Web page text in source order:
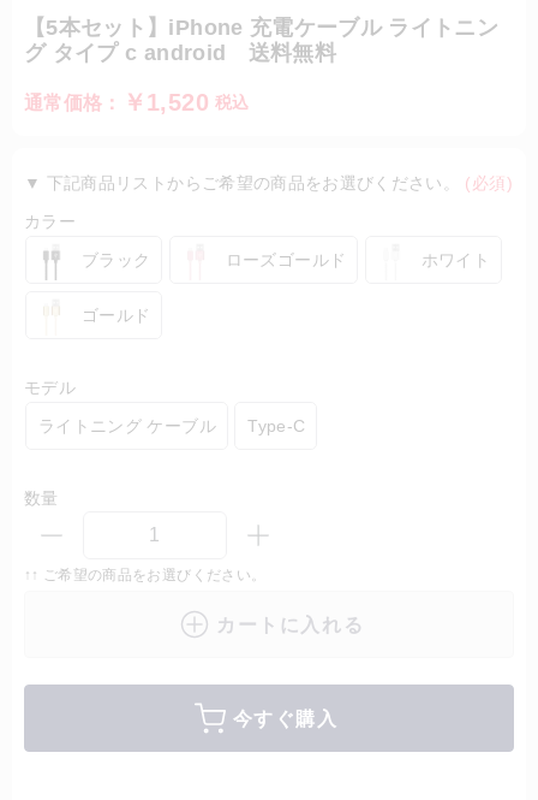
【5本セット】iPhone 充電ケーブル ライトニン
グ タイプ c android 送料無料
通常価格： ￥1,520 税込
▼ 下記商品リストからご希望の商品をお選びください。 (必須)
カラー
ブラック
ローズゴールド ホワイト
ゴールド
モデル
ライトニング ケーブル
Type-C
数量
↑↑ ご希望の商品をお選びください。
カートに入れる
今すぐ購入